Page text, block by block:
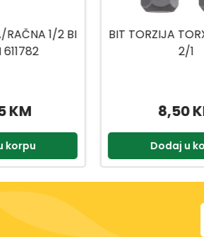
RAČNA 1/2 BI
611782
KM
korpu
BIT TORZIJA
2/1
8,50
Dodaj u